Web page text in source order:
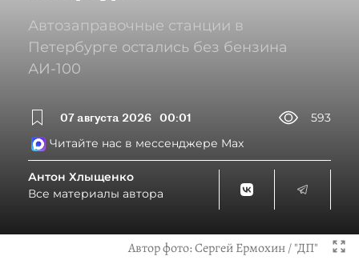
Автозаправочные станции в
Петербурге остались без бензина
АИ-100
07 августа 2026 00:01
593
Читайте нас в мессенджере Max
Антон Хлыщенко
Все материалы автора
Автор фото:Сергей Ермохин / "ДП"